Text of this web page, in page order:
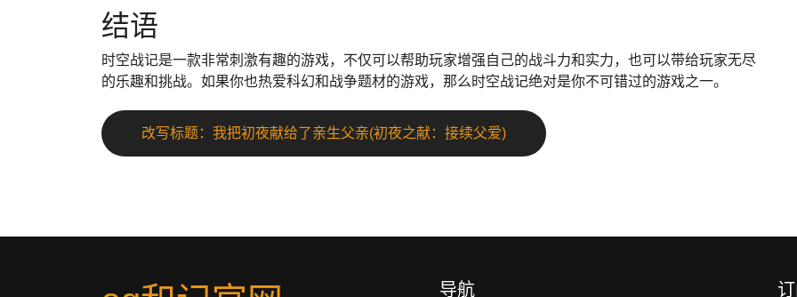
结语
时空战记是一款非常刺激有趣的游戏，不仅可以帮助玩家增强自己的战斗力和实力，也可以带给玩家无尽
的乐趣和挑战。如果你也热爱科幻和战争题材的游戏，那么时空战记绝对是你不可错过的游戏之一。
改写标题：我把初夜献给了亲生父亲(初夜之献：接续父爱)
导航